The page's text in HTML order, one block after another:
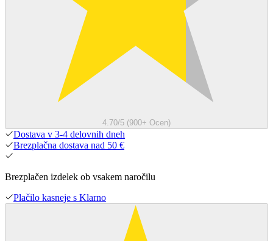
4.70/5 (900+ Ocen)
Dostava v 3-4 delovnih dneh
Brezplačna dostava nad 50 €
Brezplačen izdelek ob vsakem naročilu
Plačilo kasneje s Klarno